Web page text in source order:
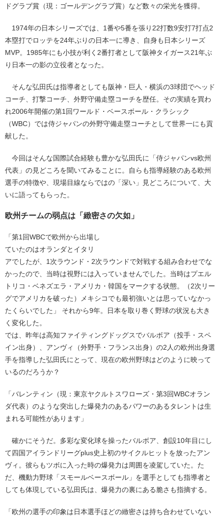
ドグラブ賞（現：ゴールデングラブ賞）など数々の栄光を獲得。
1974年の日本シリーズでは、1番や5番を張り22打数9安打7打点2
本塁打でロッテを24年ぶりの日本一に導き、自身も日本シリーズ
MVP。1985年にも小技が利く2番打者として阪神タイガース21年ぶ
り日本一の影の立役者となった。
そんな弘田氏は指導者としても阪神・巨人・横浜の3球団でヘッド
コーチ、打撃コーチ、外野守備走塁コーチを歴任。その実績を買わ
れ2006年開催の第1回ワールド・ベースボール・クラシック
（WBC）では侍ジャパンの外野守備走塁コーチとして世界一にも貢
献した。
今回はそんな国際試合経験も豊かな弘田氏に「侍ジャパンvs欧州
代表」の見どころを聞いてみることに。自らも指導経験のある欧州
選手の特徴や、現場目線ならではの「深い」見どころについて、大
いに語ってもらった。
欧州チームの弱点は「緻密さの欠如」
「第1回WBCで欧州から出場し
ていたのはオランダとイタリ
アでしたが、1次ラウンド・2次ラウンドで対戦する組み合わせでな
かったので、当時は視野には入っていませんでした。当時はプエル
トリコ・ベネズエラ・アメリカ・韓国をマークする状態。（2次リー
グでアメリカを破った）メキシコでも最初強いとは思っていなかっ
たくらいでした」 それから9年。日本を取り巻く野球の状況も大き
く変化した。
では、昨年は高知ファイティングドッグスでバルボア（投手・スペ
イン出身）、アンヴィ（外野手・フランス出身）の2人の欧州出身選
手を指導した弘田氏にとって、現在の欧州野球はどのように映って
いるのだろうか？
「バレンティン（現：東京ヤクルトスワローズ・第3回WBCオラン
ダ代表）のような突出した爆発力のあるパワーのあるタレントは生
まれる可能性があります」
確かにそうだ。多彩な変化球を操ったバルボア、創設10年目にし
て四国アイランドリーグplus史上初のサイクルヒットを放ったアン
ヴィ。彼らもツボに入った時の爆発力は周囲を凌駕していた。た
だ、機動力野球「スモールベースボール」を選手としても指導者と
しても体現している弘田氏は、爆発力の裏にある脆さも指摘する。
「欧州の選手の印象は日本選手ほどの緻密さは持ち合わせていない